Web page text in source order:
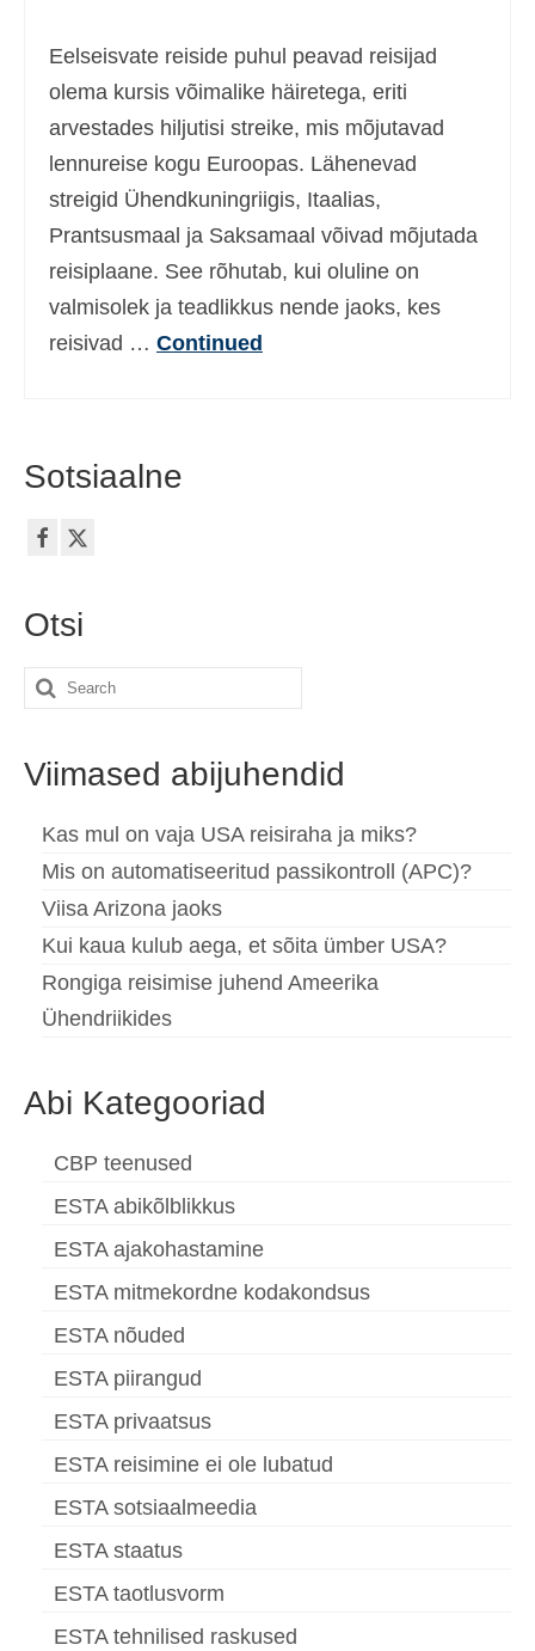
Magyar(Hungarian)
Italiano(Italian)
日本語 ( Japanese
한국어(Korean)
Norsk bokmål Norwegian Bokmål
Slovenčina
Eelseisvate reiside puhul peavad reisijad
olema kursis võimalike häiretega, eriti
arvestades hiljutisi streike, mis mõjutavad
lennureise kogu Euroopas. Lähenevad
streigid Ühendkuningriigis, Itaalias,
Prantsusmaal ja Saksamaal võivad mõjutada
reisiplaane. See rõhutab, kui oluline on
valmisolek ja teadlikkus nende jaoks, kes
reisivad … Continued
Sotsiaalne
Otsi
Search
Viimased abijuhendid
Kas mul on vaja USA reisiraha ja miks?
Mis on automatiseeritud passikontroll (APC)?
Viisa Arizona jaoks
Kui kaua kulub aega, et sõita ümber USA?
Rongiga reisimise juhend Ameerika
Ühendriikides
Abi Kategooriad
CBP teenused
ESTA abikõlblikkus
ESTA ajakohastamine
ESTA mitmekordne kodakondsus
ESTA nõuded
ESTA piirangud
ESTA privaatsus
ESTA reisimine ei ole lubatud
ESTA sotsiaalmeedia
ESTA staatus
ESTA taotlusvorm
ESTA tehnilised raskused